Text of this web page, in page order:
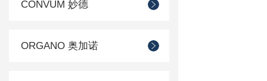
CONVUM 妙德
ORGANO 奥加诺